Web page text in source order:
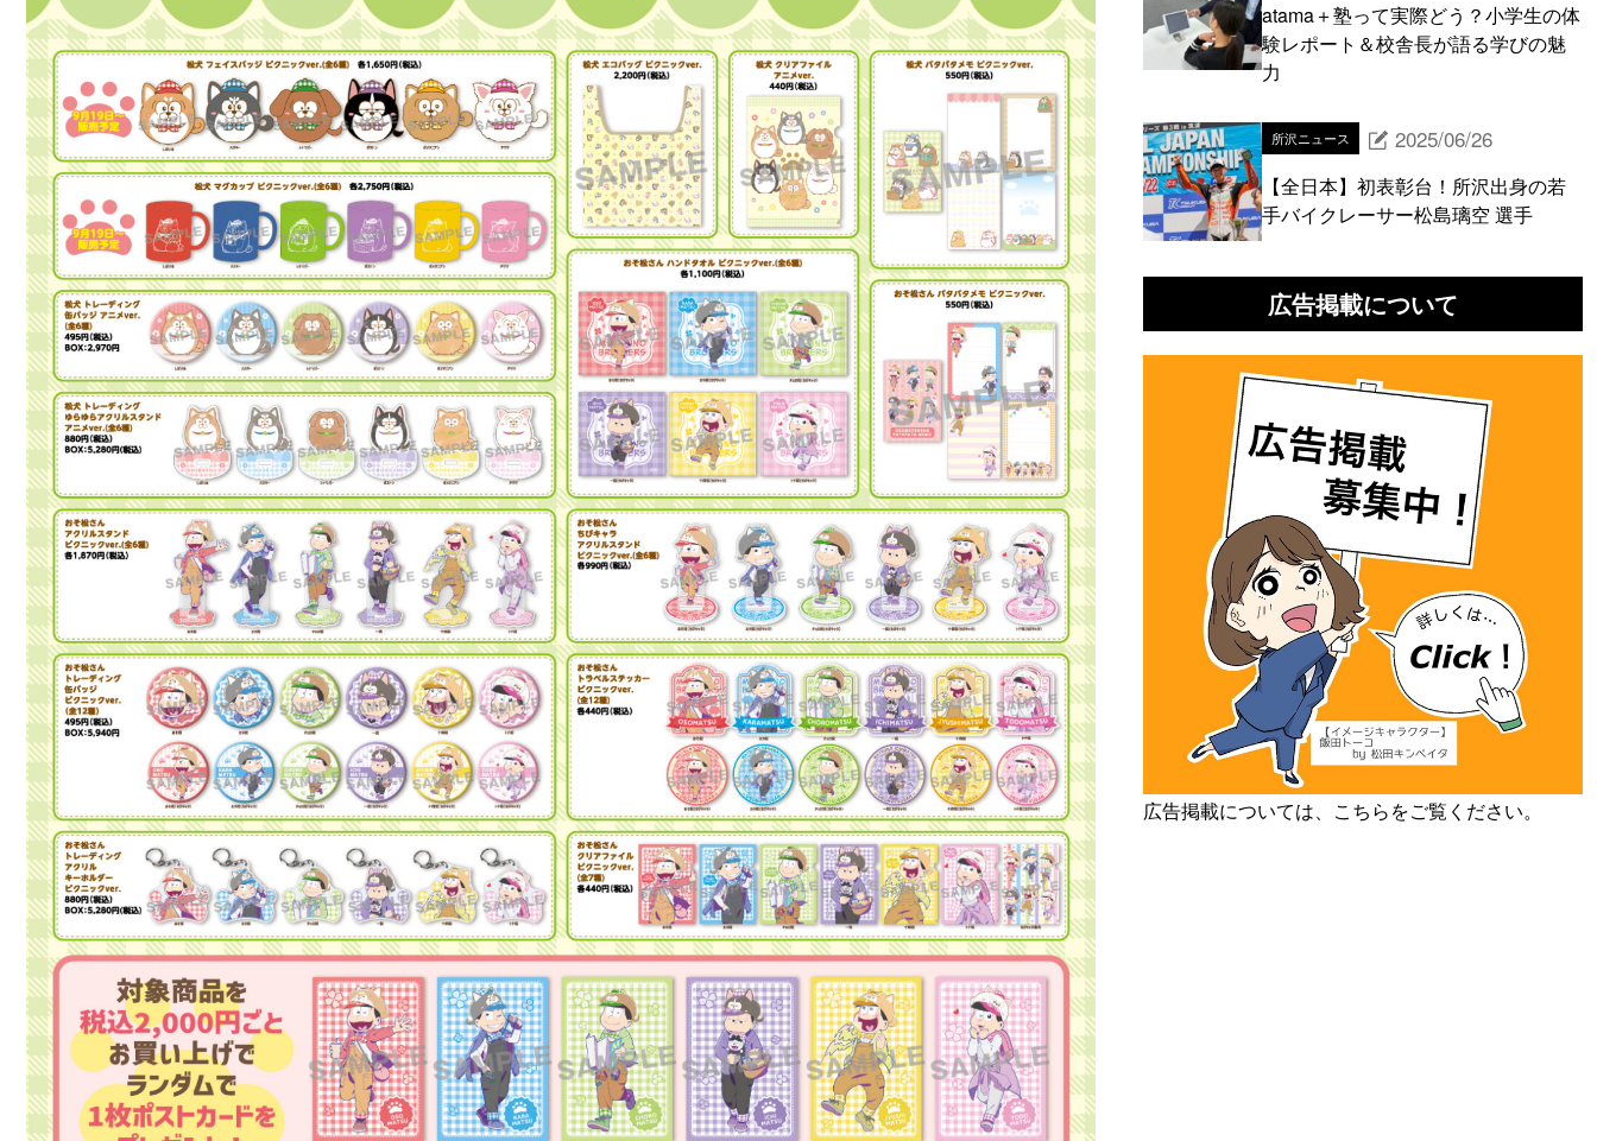
atama＋塾って実際どう？小学生の体
験レポート＆校舎長が語る学びの魅
力
所沢ニュース 2025/06/26
【全日本】初表彰台！所沢出身の若
手バイクレーサー松島璃空 選手
広告掲載について
広告掲載については、こちらをご覧ください。